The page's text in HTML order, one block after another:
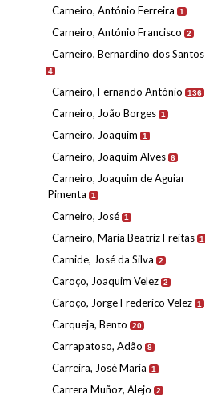
Carneiro, António Ferreira 1
Carneiro, António Francisco 2
Carneiro, Bernardino dos Santos
4
Carneiro, Fernando António 136
Carneiro, João Borges 1
Carneiro, Joaquim 1
Carneiro, Joaquim Alves 6
Carneiro, Joaquim de Aguiar
Pimenta
1
Carneiro, José 1
Carneiro, Maria Beatriz Freitas 1
Carnide, José da Silva 2
Caroço, Joaquim Velez 2
Caroço, Jorge Frederico Velez 1
Carqueja, Bento 20
Carrapatoso, Adão 8
Carreira, José Maria 1
Carrera Muñoz, Alejo 2